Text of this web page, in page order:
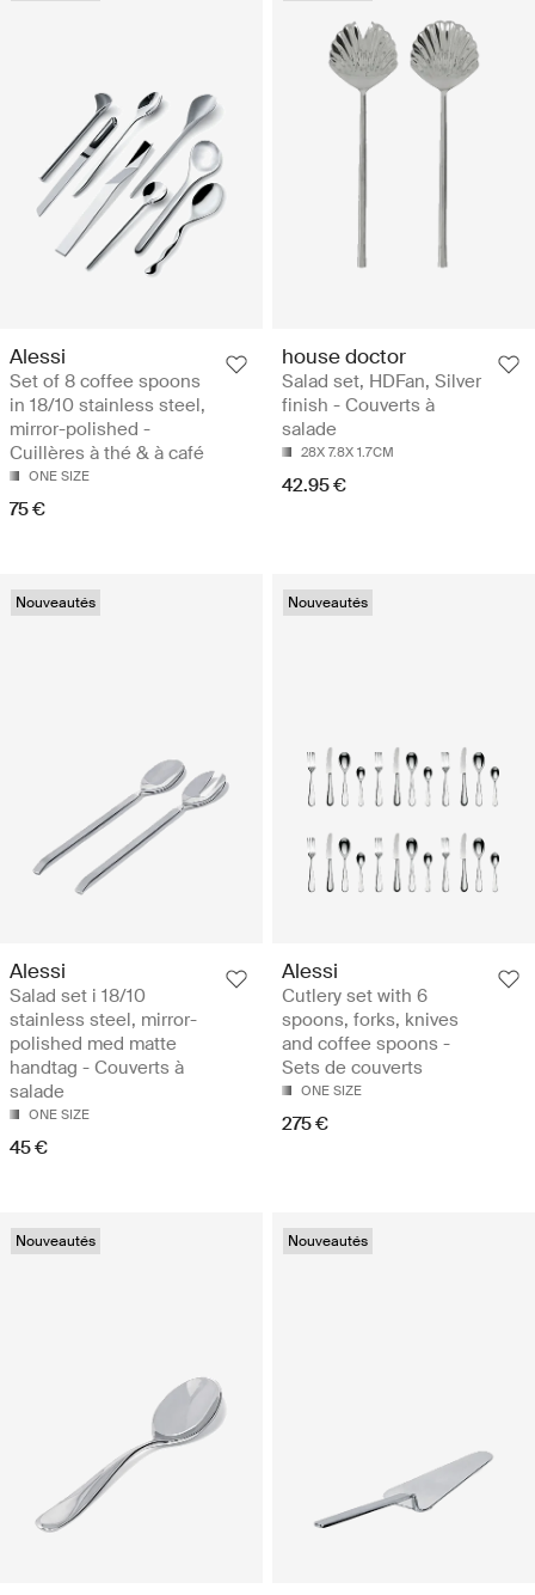
Alessi
Set of 8 coffee spoons
in 18/10 stainless steel,
mirror-polished -
Cuillères à thé & à café
ONE SIZE
75 €
house doctor
Salad set, HDFan, Silver
finish - Couverts à
salade
28X 7.8X 1.7CM
42.95 €
Nouveautés
Alessi
Salad set i 18/10
stainless steel, mirror-
polished med matte
handtag - Couverts à
salade
ONE SIZE
45 €
Nouveautés
Alessi
Cutlery set with 6
spoons, forks, knives
and coffee spoons -
Sets de couverts
ONE SIZE
275 €
Nouveautés Nouveautés